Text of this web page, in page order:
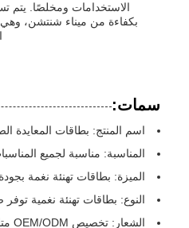
الاستخدامات ومخلصًا. يتم
بكفاءة من ميناء شنتشن،
سمات:
اسم المنتج: بطاقات المعايدة
المناسبة: مناسبة لجميع
الميزة: بطاقات تهنئة نغمة
النوع: بطاقات تهنئة نغمية
الشعار: تخصيص OEM/ODM متاح